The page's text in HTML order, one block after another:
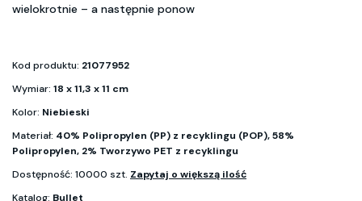
wielokrotnie – a następnie ponow
Kod produktu: 21077952
Wymiar: 18 x 11,3 x 11 cm
Kolor: Niebieski
Materiał: 40% Polipropylen (PP) z recyklingu (POP), 58%
Polipropylen, 2% Tworzywo PET z recyklingu
Dostępność: 10000 szt. Zapytaj o większą ilość
Katalog: Bullet